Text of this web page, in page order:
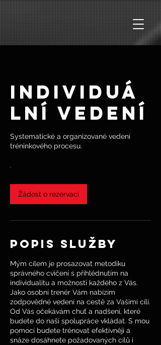
Individuá
lní vedení
Systematické a organizované vedení
tréninkového procesu.
Žádost o rezervaci
Popis služby
Mým cílem je prosazovat metodiku
správného cvičení s přihlédnutím na
individualitu a možnosti každého z Vás. ​
Jako osobní trenér Vám nabízím
zodpovědné vedení na cestě za Vašimi cíli.
Od Vás očekávám chuť a nadšení, které
budete do naší spolupráce vkládat. S mou
pomocí budete trénovat efektivněji a
snáze dosáhnete požadovaných cílů i